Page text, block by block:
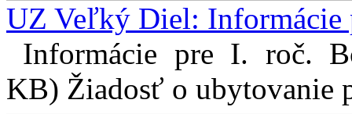
UZ Veľký Diel: Informácie
Informácie pre I. roč.
KB) Žiadosť o ubytovanie